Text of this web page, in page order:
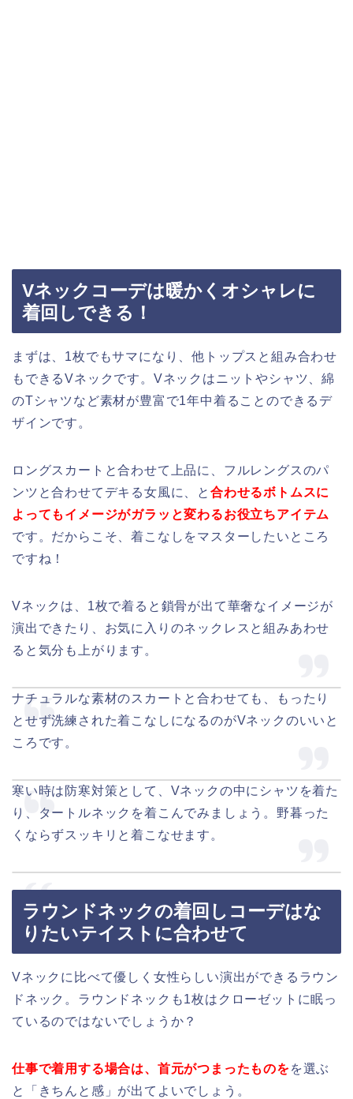
Vネックコーデは暖かくオシャレに
着回しできる！
まずは、1枚でもサマになり、他トップスと組み合わせ
もできるVネックです。Vネックはニットやシャツ、綿
のTシャツなど素材が豊富で1年中着ることのできるデ
ザインです。
ロングスカートと合わせて上品に、フルレングスのパ
ンツと合わせてデキる女風に、と 合わせるボトムスに
よってもイメージがガラッと変わるお役立ちアイテム
です。だからこそ、着こなしをマスターしたいところ
ですね！
Vネックは、1枚で着ると鎖骨が出て華奢なイメージが
演出できたり、お気に入りのネックレスと組みあわせ
ると気分も上がります。
ナチュラルな素材のスカートと合わせても、もったり
とせず洗練された着こなしになるのがVネックのいいと
ころです。
寒い時は防寒対策として、Vネックの中にシャツを着た
り、タートルネックを着こんでみましょう。野暮った
くならずスッキリと着こなせます。
ラウンドネックの着回しコーデはな
りたいテイストに合わせて
Vネックに比べて優しく女性らしい演出ができるラウン
ドネック。ラウンドネックも1枚はクローゼットに眠っ
ているのではないでしょうか？
仕事で着用する場合は、首元がつまったものをを選ぶ
と「きちんと感」が出てよいでしょう。